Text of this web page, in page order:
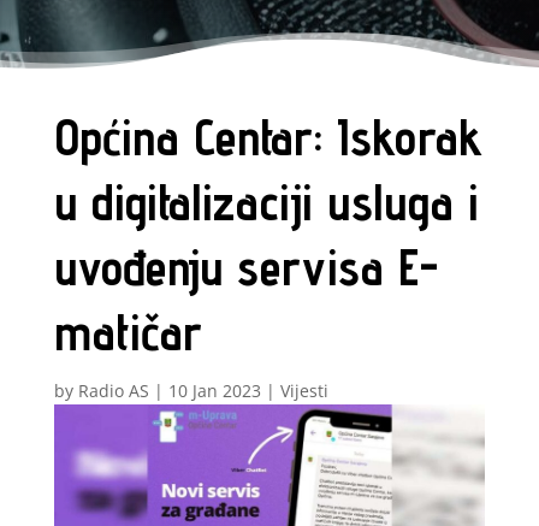
Općina Centar: Iskorak
u digitalizaciji usluga i
uvođenju servisa E-
matičar
by Radio AS | 10 Jan 2023 | Vijesti